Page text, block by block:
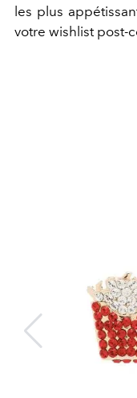
les plus
votre wishlist post-